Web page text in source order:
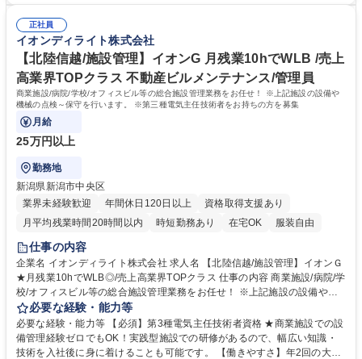
集職種 【PM/不動産運用・管理】イオングループ★月残業15h程★幅広い
アセット
られます。 ■一連の業務を担当することで、不動産業界でのキャリアを大
きく発展させることができます。 学歴・資格 学歴：大学院 大学 高専 短大
専修学校 高校 語学力： 資格：
正社員
イオンディライト株式会社
【北陸信越/施設管理】イオンG 月残業10hでWLB /売上
高業界TOPクラス 不動産ビルメンテナンス/管理員
商業施設/病院/学校/オフィスビル等の総合施設管理業務をお任せ！ ※上記施設の設備や
機械の点検～保守を行います。 ※第三種電気主任技術者をお持ちの方を募集
月給
25万円以上
勤務地
新潟県新潟市中央区
業界未経験歓迎
年間休日120日以上
資格取得支援あり
月平均残業時間20時間以内
時短勤務あり 在宅OK 服装自由
仕事の内容
企業名 イオンディライト株式会社 求人名 【北陸信越/施設管理】イオンＧ
★月残業10hでWLB◎/売上高業界TOPクラス 仕事の内容 商業施設/病院/学
校/オフィスビル等の総合施設管理業務をお任せ！ ※上記施設の設備や機
械の点検～保守を行います。 ※第三種電気主任技術者をお持ちの方を募集
【具体的には】■電気、ガス、水道メーターの記録 ■設備点検（テナント
含む）・館内巡回、異常がないかの確認 ■各種報告書、現状の設備を基に
した改善案の作成 ■長期修繕計画の策定等 【働く魅力】ビルメンテナンス
必要な経験・能力等
必要な経験・能力等 【必須】第3種電気主任技術者資格 ★商業施設での設
備管理経験ゼロでもOK！実践型施設での研修があるので、幅広い知識・
技術を入社後に身に着けることも可能です。 【働きやすさ】年2回の大型